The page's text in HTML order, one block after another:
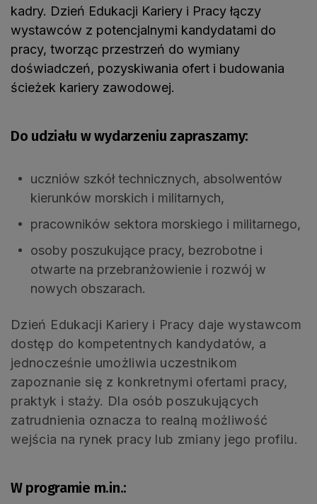
kadry. Dzień Edukacji Kariery i Pracy łączy
wystawców z potencjalnymi kandydatami do
pracy, tworząc przestrzeń do wymiany
doświadczeń, pozyskiwania ofert i budowania
ścieżek kariery zawodowej.
Do udziału w wydarzeniu zapraszamy:
uczniów szkół technicznych, absolwentów
kierunków morskich i militarnych,
pracowników sektora morskiego i militarnego,
osoby poszukujące pracy, bezrobotne i
otwarte na przebranżowienie i rozwój w
nowych obszarach.
Dzień Edukacji Kariery i Pracy daje wystawcom
dostęp do kompetentnych kandydatów, a
jednocześnie umożliwia uczestnikom
zapoznanie się z konkretnymi ofertami pracy,
praktyk i staży. Dla osób poszukujących
zatrudnienia oznacza to realną możliwość
wejścia na rynek pracy lub zmiany jego profilu.
W programie m.in.: